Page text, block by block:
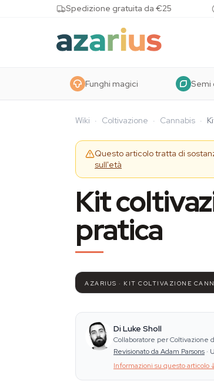
Skip to contentSpedizione gratuita da €25
Funghi magici Semi
Wiki · Coltivazione · Cannabis ·
Questo articolo tratta di
sull'età
Kit
pratica
AZARIUS · KIT COLTIVAZIONE
Di Luke Sholl
Collaboratore per Coltivazione
Revisionato da Adam Parsons ·
Informazioni su questo articolo↓